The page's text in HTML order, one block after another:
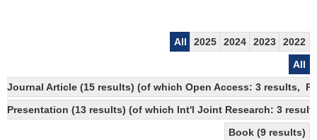
All 2025 2024 2023
2022
All
Journal Article (15 results) (of which Open Access: 3 results,
Presentation (13 results) (of which Int'l Joint Research: 3
Book (9 results)